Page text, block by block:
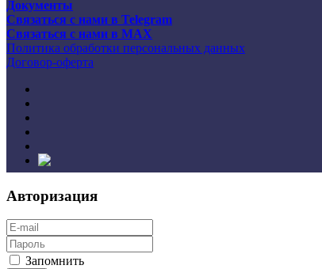
Документы
Связаться с нами в Telegram
Связаться с нами в MAX
Политика обработки персональных данных
Договор-оферта
Авторизация
Запомнить